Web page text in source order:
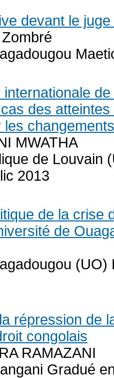
devant le
internationale
des
MWATHA
de Louvain
2013
de la crise
de
répression de
congolais
RAMAZANI
Gradué